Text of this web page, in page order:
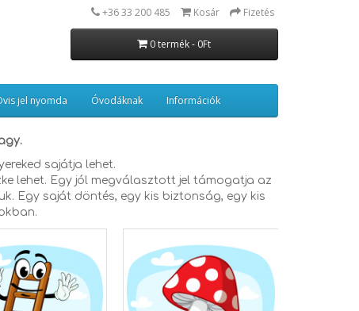
+36 33 200 485 Kosár Fizetés
0 termék - 0Ft
jel nyomda Óvodáknak Információk
sajátja lehet.
lehet. Egy jól megválasztott jel támogatja az
Egy saját döntés, egy kis biztonság, egy kis